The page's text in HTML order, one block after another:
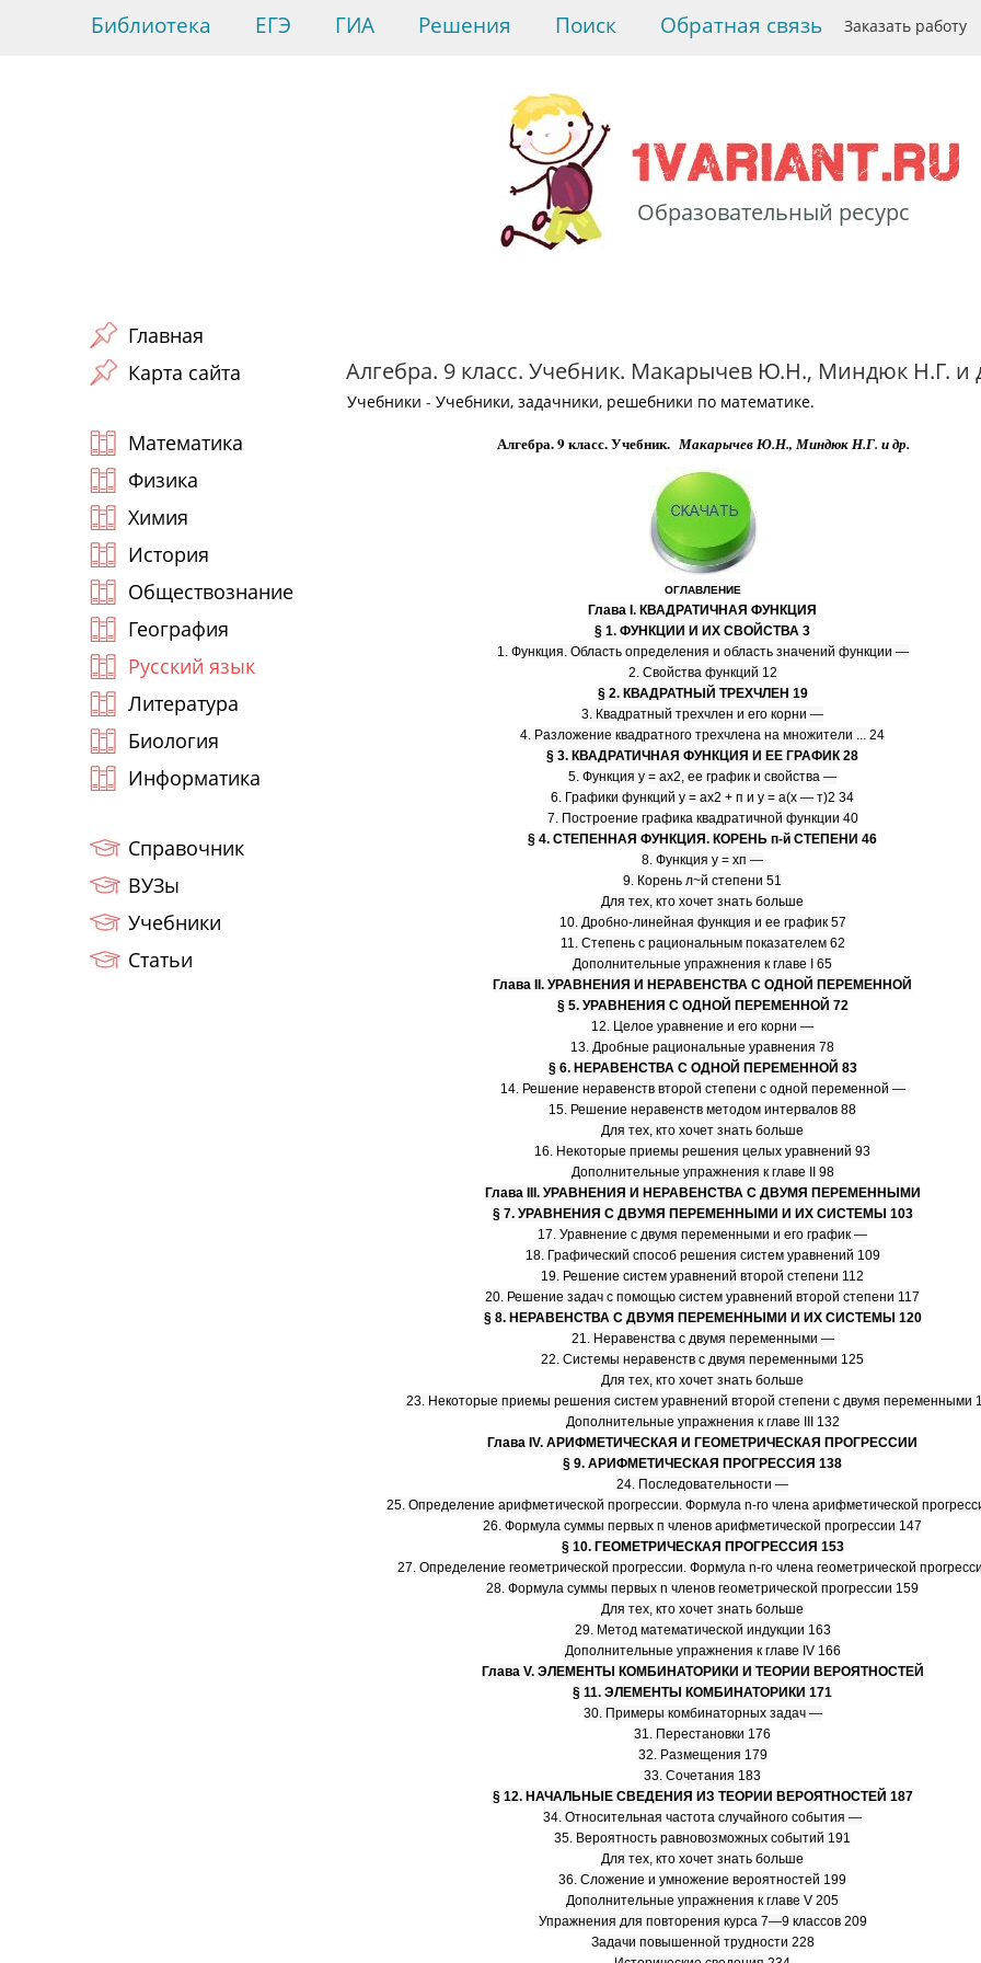
Библиотека ЕГЭ ГИА Решения Поиск Заказать работу
Обратная связь
Образовательный ресурс
класс. Учебник.
Макарычев Ю.Н., Миндюк
Главная
Карта сайта
Математика
Физика
Химия
История
Обществознание
География
Русский язык
Литература
Биология
Информатика
Справочник
ВУЗы
Учебники
Статьи
Алгебра. 9 класс. Учебник. Макарычев Ю.Н., Миндюк Н.Г. и
Учебники - Учебники, задачники, решебники по математике.
Алгебра. 9 класс. Учебник. Макарычев Ю.Н., Миндюк Н.Г. и др.
ОГЛАВЛЕНИЕ
Глава I. КВАДРАТИЧНАЯ ФУНКЦИЯ
§ 1. ФУНКЦИИ И ИХ СВОЙСТВА 3
1. Функция. Область определения и область значений функции —
2. Свойства функций 12
§ 2. КВАДРАТНЫЙ ТРЕХЧЛЕН 19
3. Квадратный трехчлен и его корни —
4. Разложение квадратного трехчлена на множители ... 24
§ 3. КВАДРАТИЧНАЯ ФУНКЦИЯ И ЕЕ ГРАФИК 28
5. Функция у = ах2, ее график и свойства —
6. Графики функций у = ах2 + п и у = а(х — т)2 34
7. Построение графика квадратичной функции 40
§ 4. СТЕПЕННАЯ ФУНКЦИЯ. КОРЕНЬ п-й СТЕПЕНИ 46
8. Функция у = хп —
9. Корень л~й степени 51
Для тех, кто хочет знать больше
10. Дробно-линейная функция и ее график 57
11. Степень с рациональным показателем 62
Дополнительные упражнения к главе I 65
Глава
. УРАВНЕНИЯ И НЕРАВЕНСТВА С ОДНОЙ ПЕРЕМЕННОЙ
§ 5. УРАВНЕНИЯ С ОДНОЙ ПЕРЕМЕННОЙ 72
12. Целое уравнение и его корни —
13. Дробные рациональные уравнения 78
§ 6. НЕРАВЕНСТВА С ОДНОЙ ПЕРЕМЕННОЙ 83
14. Решение неравенств второй степени с одной переменной —
15. Решение неравенств методом интервалов 88
Для тех, кто хочет знать больше
16. Некоторые приемы решения целых уравнений 93
Дополнительные упражнения к главе II 98
Глава III. УРАВНЕНИЯ И НЕРАВЕНСТВА С ДВУМЯ ПЕРЕМЕННЫМИ
§ 7. УРАВНЕНИЯ С ДВУМЯ ПЕРЕМЕННЫМИ И ИХ СИСТЕМЫ 103
17. Уравнение с двумя переменными и его график —
18. Графический способ решения систем уравнений 109
19. Решение систем уравнений второй степени 112
20. Решение задач с помощью систем уравнений второй степени 117
§ 8. НЕРАВЕНСТВА С ДВУМЯ ПЕРЕМЕННЫМИ И ИХ СИСТЕМЫ 120
21. Неравенства с двумя переменными —
22. Системы неравенств с двумя переменными 125
Для тех, кто хочет знать больше
23. Некоторые приемы решения систем уравнений второй степени с двумя переменными
Дополнительные упражнения к главе III 132
Глава IV. АРИФМЕТИЧЕСКАЯ И ГЕОМЕТРИЧЕСКАЯ ПРОГРЕССИИ
§ 9. АРИФМЕТИЧЕСКАЯ ПРОГРЕССИЯ 138
24. Последовательности —
25. Определение арифметической прогрессии. Формула n-го члена арифметической
26. Формула суммы первых п членов арифметической прогрессии 147
§ 10. ГЕОМЕТРИЧЕСКАЯ ПРОГРЕССИЯ 153
27. Определение геометрической прогрессии. Формула n-го члена геометрической
28. Формула суммы первых n членов геометрической прогрессии 159
Для тех, кто хочет знать больше
29. Метод математической индукции 163
Дополнительные упражнения к главе IV 166
Глава V. ЭЛЕМЕНТЫ КОМБИНАТОРИКИ И ТЕОРИИ ВЕРОЯТНОСТЕЙ
§ 11. ЭЛЕМЕНТЫ КОМБИНАТОРИКИ 171
30. Примеры комбинаторных задач —
31. Перестановки 176
32. Размещения 179
33. Сочетания 183
§ 12. НАЧАЛЬНЫЕ СВЕДЕНИЯ ИЗ ТЕОРИИ ВЕРОЯТНОСТЕЙ 187
34. Относительная частота случайного события —
35. Вероятность равновозможных событий 191
Для тех, кто хочет знать больше
36. Сложение и умножение вероятностей 199
Дополнительные упражнения к главе V 205
Упражнения для повторения курса 7—9 классов 209
Задачи повышенной трудности 228